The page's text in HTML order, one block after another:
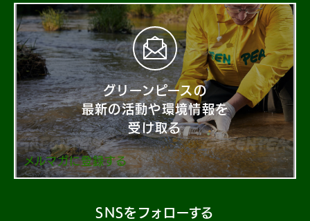
グリーンピースの
最新の活動や環境情報を
受け取る
メルマガに登録する
SNSをフォローする